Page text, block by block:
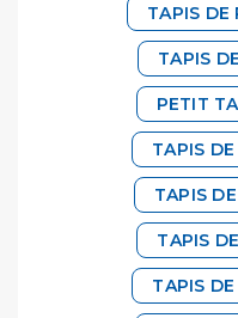
TAPIS DE
TAPIS
PETIT
TAPIS
TAPIS
TAPIS
TAPIS DE